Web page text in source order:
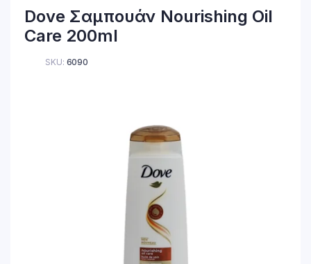
Dove Σαμπουάν Νourishing Οil
Care 200ml
SKU: 6090